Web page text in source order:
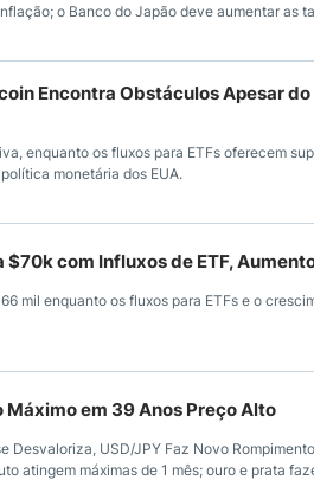
o Banco do Japão deve aumentar as
Encontra Obstáculos Apesar
enquanto os fluxos para ETFs oferecem
monetária dos EUA.
$70k com Influxos de ETF,
mil enquanto os fluxos para ETFs e o
Máximo em 39 Anos Preço Alto
Desvaloriza, USD/JPY Faz Novo
atingem máximas de 1 mês; ouro e prata